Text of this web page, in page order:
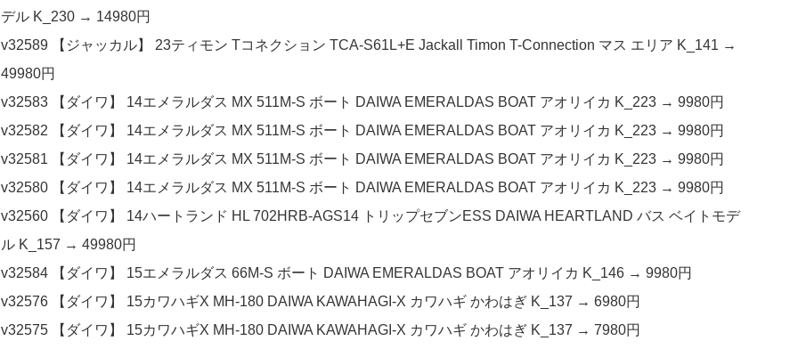
デル K_230 → 14980円
v32589 【ジャッカル】 23ティモン Tコネクション TCA-S61L+E Jackall Timon T-Connection マス エリア K_141 →
49980円
v32583 【ダイワ】 14エメラルダス MX 511M-S ボート DAIWA EMERALDAS BOAT アオリイカ K_223 → 9980円
v32582 【ダイワ】 14エメラルダス MX 511M-S ボート DAIWA EMERALDAS BOAT アオリイカ K_223 → 9980円
v32581 【ダイワ】 14エメラルダス MX 511M-S ボート DAIWA EMERALDAS BOAT アオリイカ K_223 → 9980円
v32580 【ダイワ】 14エメラルダス MX 511M-S ボート DAIWA EMERALDAS BOAT アオリイカ K_223 → 9980円
v32560 【ダイワ】 14ハートランド HL 702HRB-AGS14 トリップセブンESS DAIWA HEARTLAND バス ベイトモデ
ル K_157 → 49980円
v32584 【ダイワ】 15エメラルダス 66M-S ボート DAIWA EMERALDAS BOAT アオリイカ K_146 → 9980円
v32576 【ダイワ】 15カワハギX MH-180 DAIWA KAWAHAGI-X カワハギ かわはぎ K_137 → 6980円
v32575 【ダイワ】 15カワハギX MH-180 DAIWA KAWAHAGI-X カワハギ かわはぎ K_137 → 7980円